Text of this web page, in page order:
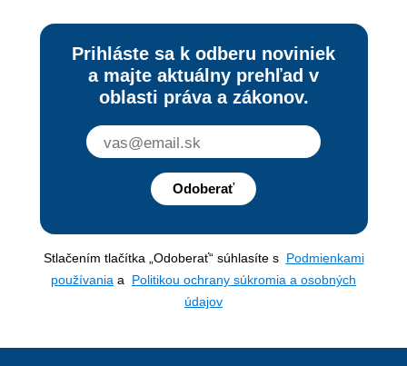
Prihláste sa k odberu noviniek
a majte aktuálny prehľad v
oblasti práva a zákonov.
Odoberať
Stlačením tlačítka „Odoberať“ súhlasíte s Podmienkami
používania a Politikou ochrany súkromia a osobných
údajov